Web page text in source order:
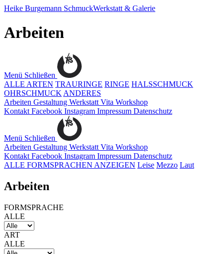
Heike Burgemann SchmuckWerkstatt & Galerie
Arbeiten
Menü Schließen
ALLE ARTEN TRAURINGE RINGE HALSSCHMUCK
OHRSCHMUCK ANDERES
Arbeiten Gestaltung Werkstatt Vita Workshop
Kontakt Facebook Instagram Impressum Datenschutz
Menü Schließen
Arbeiten Gestaltung Werkstatt Vita Workshop
Kontakt Facebook Instagram Impressum Datenschutz
ALLE FORMSPRACHEN ANZEIGEN Leise Mezzo Laut
Arbeiten
FORMSPRACHE
ALLE
ART
ALLE